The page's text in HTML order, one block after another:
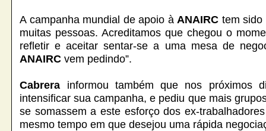
A campanha mundial de apoio à ANAIRC tem sido
muitas pessoas. Acreditamos que chegou o
refletir e aceitar sentar-se a uma mesa de
ANAIRCvem pedindo”.
Cabrera informou também que nos próximos
intensificar sua campanha, e pediu que mais
se somassem a este esforço dos ex-
mesmo tempo em que desejou uma rápida